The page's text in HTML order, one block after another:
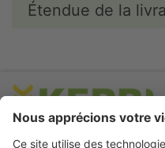
Étendue de la
Evènements